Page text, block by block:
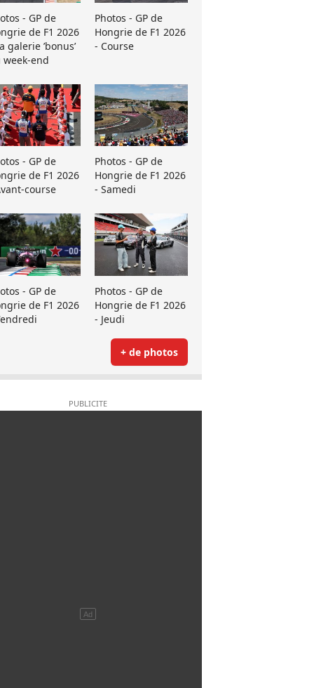
- GP de
de F1 2026
galerie ’bonus’
week-end
Photos - GP de
Hongrie de F1 2026
- Course
- GP de
de F1 2026
course
Photos - GP de
Hongrie de F1 2026
- Samedi
- GP de
de F1 2026
Photos - GP de
Hongrie de F1 2026
- Jeudi
+ de photos